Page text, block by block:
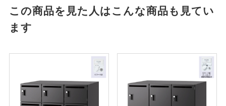
この商品を見た人はこんな商品も見てい
ます